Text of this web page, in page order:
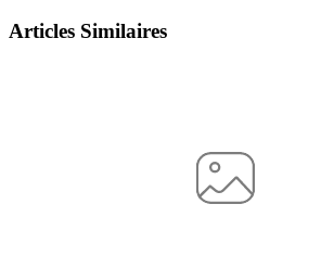
Articles Similaires